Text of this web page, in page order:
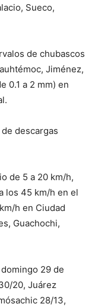
Sueco,
de chubascos
Jiménez,
0.1 a 2 mm) en
descargas
de 5 a 20 km/h,
los 45 km/h en el
h en Ciudad
Guachochi,
29 de
20, Juárez
28/13,